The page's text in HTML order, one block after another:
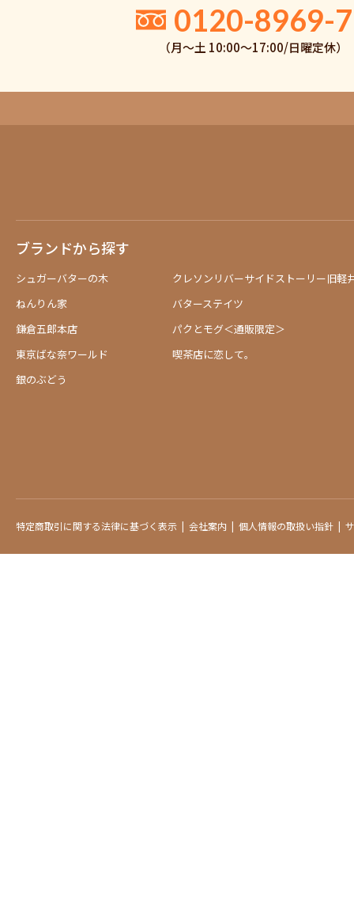
0120-8969-
（月〜土 10:00〜17:00/日曜定休）
ブランドから探す
シュガーバターの木
ねんりん家
鎌倉五郎本店
東京ばな奈ワールド
銀のぶどう
クレソンリバーサイドストーリー旧軽
バターステイツ
パクとモグ＜通販限定＞
喫茶店に恋して。
特定商取引に関する法律に基づく表示 会社案内 個人情報の取扱い指針